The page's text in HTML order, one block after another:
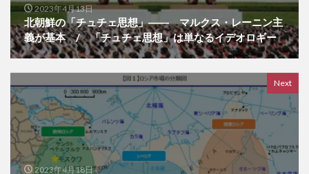
2023年4月13日
北朝鮮の「チュチェ思想」―― マルクス・レーニン主
義が基本 / 「チュチェ思想」は単なるイデオロギー
Next
2023年4月18日